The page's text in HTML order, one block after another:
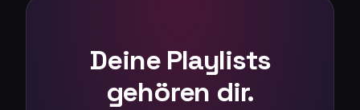
Deine Playlists
gehören dir.